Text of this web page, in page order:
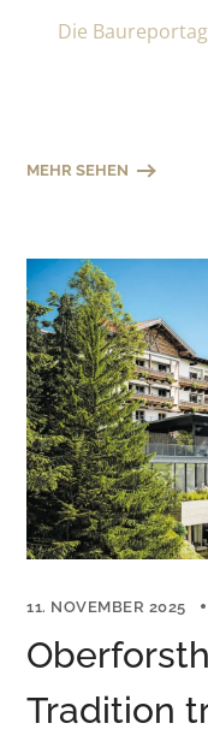
Die
MEHR SEHEN
11. NOVEMBER 2025
Tradition